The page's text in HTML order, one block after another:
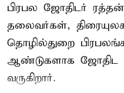
பிரபல ஜோதிடர்
தலைவர்கள்,
தொழில்துறை
ஆண்டுகளாக
வருகிறார்.